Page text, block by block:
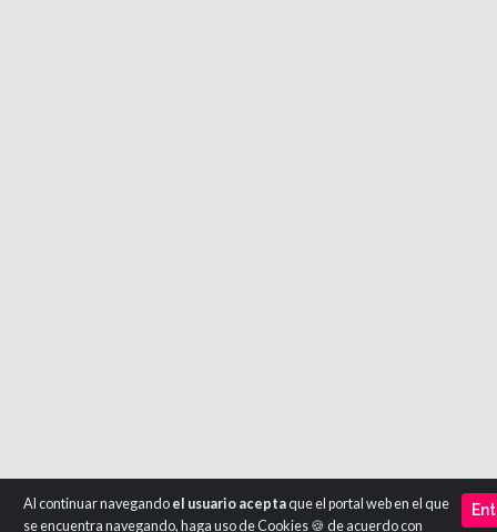
Al continuar navegando el usuario aceptaque el portal web en el que
se encuentra navegando, haga uso de Cookies 🍪 de acuerdo con